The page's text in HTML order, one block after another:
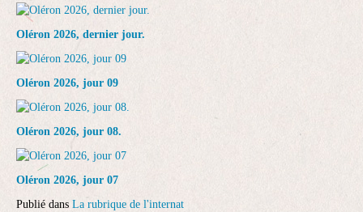
Oléron 2026, dernier jour.
Oléron 2026, jour 09
Oléron 2026, jour 08.
Oléron 2026, jour 07
Publié dans La rubrique de l'internat